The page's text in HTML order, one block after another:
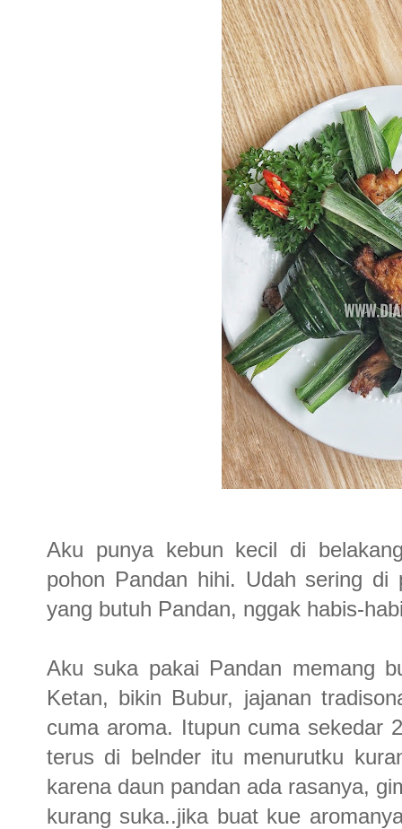
Aku punya kebun kecil di
pohon Pandan hihi. Udah sering
yang butuh Pandan, nggak habis-
Aku suka pakai Pandan memang
Ketan, bikin Bubur, jajanan
cuma aroma. Itupun cuma sekedar
terus di belnder itu menurutku
karena daun pandan ada rasanya,
kurang suka..jika buat kue